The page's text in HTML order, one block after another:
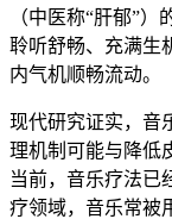
（中医称“肝郁”
聆听舒畅、充满生
内气机顺畅流动。
现代研究证实，音
理机制可能与降低
当前，音乐疗法已
疗领域，音乐常被